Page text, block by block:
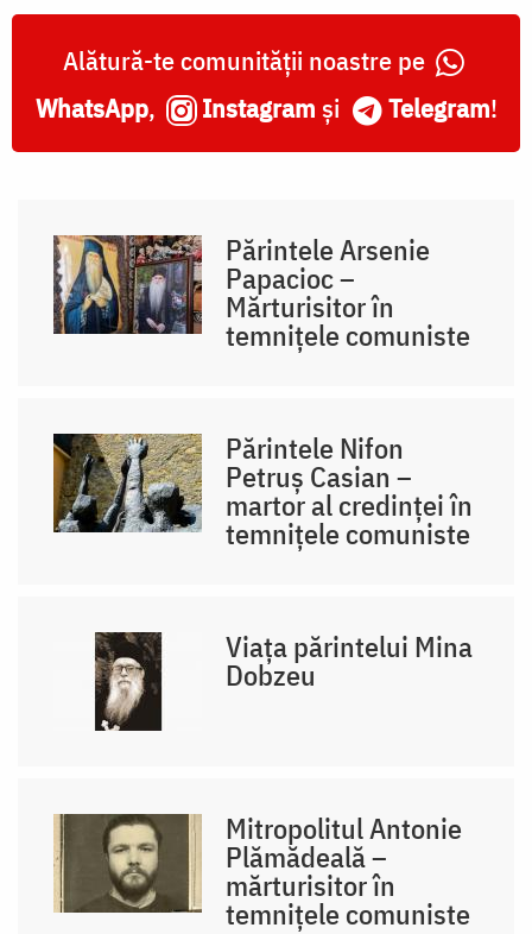
Alătură-te comunității noastre pe
WhatsApp, Instagram și Telegram!
Părintele Arsenie
Papacioc –
Mărturisitor în
temnițele comuniste
Părintele Nifon
Petruș Casian –
martor al credinței în
temnițele comuniste
Viața părintelui Mina
Dobzeu
Mitropolitul Antonie
Plămădeală –
mărturisitor în
temnițele comuniste